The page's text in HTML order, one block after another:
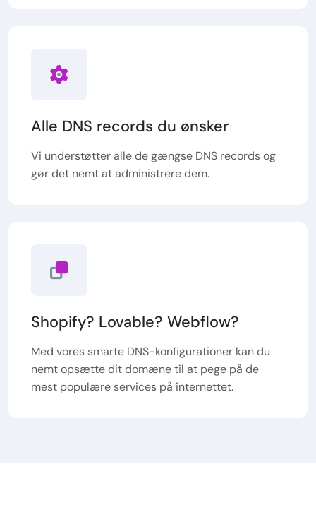
Alle DNS records du ønsker
Vi understøtter alle de gængse DNS records og
gør det nemt at administrere dem.
Shopify? Lovable? Webflow?
Med vores smarte DNS-konfigurationer kan du
nemt opsætte dit domæne til at pege på de
mest populære services på internettet.